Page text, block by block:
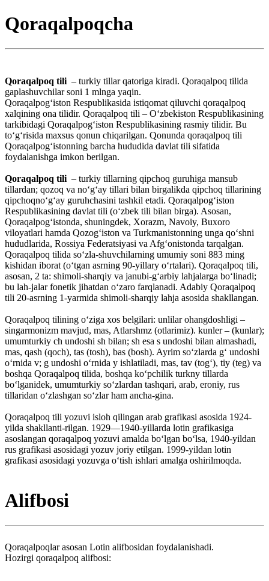
Qoraqalpoqcha
Qoraqalpoq tili – turkiy tillar qatoriga kiradi. Qoraqalpoq tilida
gaplashuvchilar soni 1 mlnga yaqin.
Qoraqalpogʻiston Respublikasida istiqomat qiluvchi qoraqalpoq
xalqining ona tilidir. Qoraqalpoq tili – Oʻzbekiston Respublikasining
tarkibidagi Qoraqalpogʻiston Respublikasining rasmiy tilidir. Bu
toʻgʻrisida maxsus qonun chiqarilgan. Qonunda qoraqalpoq tili
Qoraqalpogʻistonning barcha hududida davlat tili sifatida
foydalanishga imkon berilgan.
Qoraqalpoq tili – turkiy tillarning qipchoq guruhiga mansub
tillardan; qozoq va noʻgʻay tillari bilan birgalikda qipchoq tillarining
qipchoqnoʻgʻay guruhchasini tashkil etadi. Qoraqalpogʻiston
Respublikasining davlat tili (oʻzbek tili bilan birga). Asosan,
Qoraqalpogʻistonda, shuningdek, Xorazm, Navoiy, Buxoro
viloyatlari hamda Qozogʻiston va Turkmanistonning unga qoʻshni
hududlarida, Rossiya Federatsiyasi va Afgʻonistonda tarqalgan.
Qoraqalpoq tilida soʻzla-shuvchilarning umumiy soni 883 ming
kishidan iborat (oʻtgan asrning 90-yillary oʻrtalari). Qoraqalpoq tili,
asosan, 2 ta: shimoli-sharqiy va janubi-gʻarbiy lahjalarga boʻlinadi;
bu lah-jalar fonetik jihatdan oʻzaro farqlanadi. Adabiy Qoraqalpoq
tili 20-asrning 1-yarmida shimoli-sharqiy lahja asosida shakllangan.
Qoraqalpoq tilining oʻziga xos belgilari: unlilar ohangdoshligi –
singarmonizm mavjud, mas, Atlarshmz (otlarimiz). kunler – (kunlar);
umumturkiy ch undoshi sh bilan; sh esa s undoshi bilan almashadi,
mas, qash (qoch), tas (tosh), bas (bosh). Ayrim soʻzlarda gʻ undoshi
oʻrnida v; g undoshi oʻrnida y ishlatiladi, mas, tav (togʻ), tiy (teg) va
boshqa Qoraqalpoq tilida, boshqa koʻpchilik turkny tillarda
boʻlganidek, umumturkiy soʻzlardan tashqari, arab, eroniy, rus
tillaridan oʻzlashgan soʻzlar ham ancha-gina.
Qoraqalpoq tili yozuvi isloh qilingan arab grafikasi asosida 1924-
yilda shakllanti-rilgan. 1929—1940-yillarda lotin grafikasiga
asoslangan qoraqalpoq yozuvi amalda boʻlgan boʻlsa, 1940-yildan
rus grafikasi asosidagi yozuv joriy etilgan. 1999-yildan lotin
grafikasi asosidagi yozuvga oʻtish ishlari amalga oshirilmoqda.
Alifbosi
Qoraqalpoqlar asosan Lotin alifbosidan foydalanishadi.
Hozirgi qoraqalpoq alifbosi: